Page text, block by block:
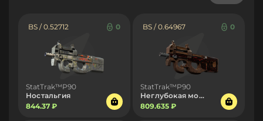
BS / 0.52712 0
StatTrak™P90
Ностальгия
844.37 ₽
BS / 0.64967 0
StatTrak™P90
Неглубокая могила
809.635 ₽